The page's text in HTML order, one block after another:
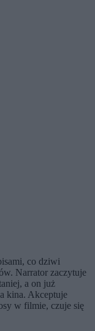
co dziwi
Narrator zaczytuje
a on już
kina. Akceptuje
w filmie, czuje się